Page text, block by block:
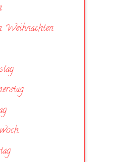
Weihnachten